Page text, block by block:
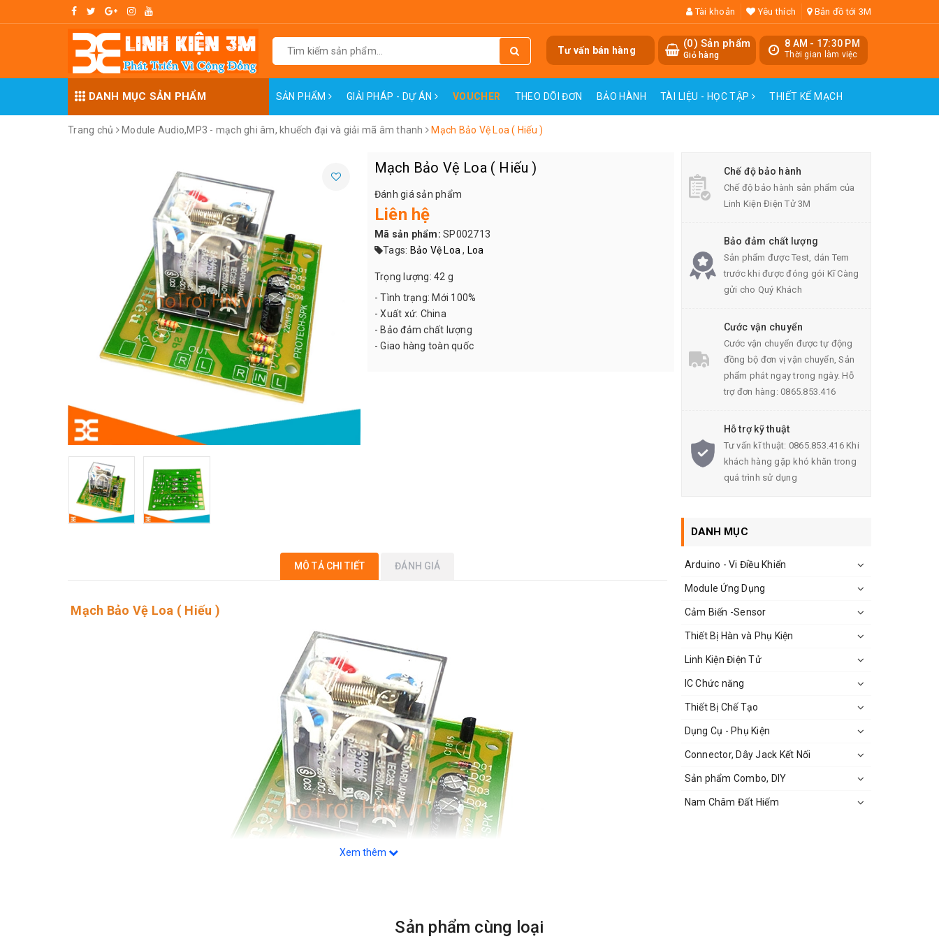
Tài khoản Yêu thích Bản đồ tới 3M
8 AM - 17:30 PM
Thời gian làm việc
(0) Sản phẩm
Giỏ hàng
Tư vấn bán hàng
DANH MỤC SẢN PHẨM SẢN PHẨM GIẢI PHÁP - DỰ ÁN VOUCHER THEO DÕI ĐƠN BẢO HÀNH TÀI LIỆU - HỌC TẬP THIẾT KẾ MẠCH
Trang chủ Module Audio,MP3 - mạch ghi âm, khuếch đại và giải mã âm thanh Mạch Bảo Vệ Loa ( Hiếu )
Mạch Bảo Vệ Loa ( Hiếu )
Đánh giá sản phẩm
Liên hệ
Mã sản phẩm: SP002713
Tags: Bảo Vệ Loa , Loa
Trọng lượng: 42 g
- Tình trạng: Mới 100%
- Xuất xứ: China
- Bảo đảm chất lượng
- Giao hàng toàn quốc
MÔ TẢ CHI TIẾT ĐÁNH GIÁ
Mạch Bảo Vệ Loa ( Hiếu )
Xem thêm
Chế độ bảo hành
Chế độ bảo hành sản phẩm của
Linh Kiện Điện Tử 3M
Bảo đảm chất lượng
Sản phẩm được Test, dán Tem
trước khi được đóng gói Kĩ Càng
gửi cho Quý Khách
Cước vận chuyển
Cước vận chuyển được tự động
đồng bộ đơn vị vận chuyển, Sản
phẩm phát ngay trong ngày. Hỗ
trợ đơn hàng: 0865.853.416
Hỗ trợ kỹ thuật
Tư vấn kĩ thuật: 0865.853.416 Khi
khách hàng gặp khó khăn trong
quá trình sử dụng
DANH MỤC
Arduino - Vi Điều Khiển
Module Ứng Dụng
Cảm Biến -Sensor
Thiết Bị Hàn và Phụ Kiện
Linh Kiện Điện Tử
IC Chức năng
Thiết Bị Chế Tạo
Dụng Cụ - Phụ Kiện
Connector, Dây Jack Kết Nối
Sản phẩm Combo, DIY
Nam Châm Đất Hiếm
Sản phẩm cùng loại